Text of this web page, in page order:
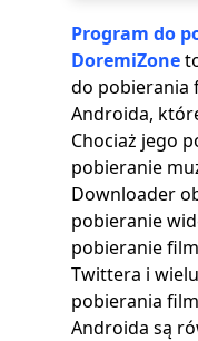
Program do
DoremiZone
do pobierania
Androida,
Chociaż jego
pobieranie
Downloader
pobieranie
pobieranie
Twittera i
pobierania
Androida są